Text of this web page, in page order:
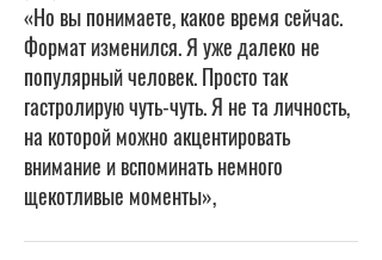
«Но вы понимаете, какое время сейчас.
Формат изменился. Я уже далеко не
популярный человек. Просто так
гастролирую чуть-чуть. Я не та личность,
на которой можно акцентировать
внимание и вспоминать немного
щекотливые моменты»,